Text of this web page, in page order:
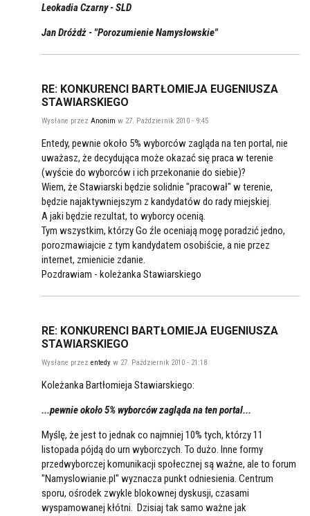
Leokadia Czarny - SLD
Jan Dróżdż - "Porozumienie Namysłowskie"
RE: KONKURENCI BARTŁOMIEJA EUGENIUSZA
STAWIARSKIEGO
Wysłane przez Anonim w 27. Październik 2010 - 9:45
Entedy, pewnie około 5% wyborców zagląda na ten portal, nie
uważasz, że decydująca może okazać się praca w terenie
(wyście do wyborców i ich przekonanie do siebie)?
Wiem, że Stawiarski będzie solidnie "pracował" w terenie,
będzie najaktywniejszym z kandydatów do rady miejskiej.
A jaki będzie rezultat, to wyborcy ocenią.
Tym wszystkim, którzy Go źle oceniają mogę poradzić jedno,
porozmawiajcie z tym kandydatem osobiście, a nie przez
internet, zmienicie zdanie.
Pozdrawiam - koleżanka Stawiarskiego
RE: KONKURENCI BARTŁOMIEJA EUGENIUSZA
STAWIARSKIEGO
Wysłane przez entedy w 27. Październik 2010 - 21:18
Koleżanka Bartłomieja Stawiarskiego:
...pewnie około 5% wyborców zagląda na ten portal...
Myślę, że jest to jednak co najmniej 10% tych, którzy 11
listopada pójdą do urn wyborczych. To dużo. Inne formy
przedwyborczej komunikacji społecznej są ważne, ale to forum
"Namyslowianie.pl" wyznacza punkt odniesienia. Centrum
sporu, ośrodek zwykle blokownej dyskusji, czasami
wyspamowanej kłótni. Dzisiaj tak samo ważne jak